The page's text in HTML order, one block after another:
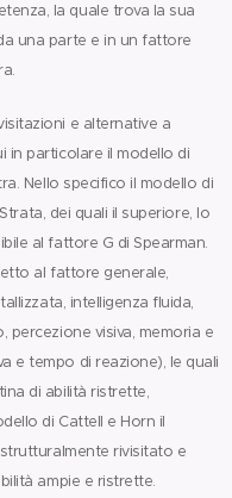
la quale trova la sua
una parte e in un fattore
e alternative a
in particolare il modello di
Nello specifico il modello di
dei quali il superiore, lo
al fattore G di Spearman.
al fattore generale,
intelligenza fluida,
percezione visiva, memoria e
e tempo di reazione), le quali
di abilità ristrette,
di Cattell e Horn il
rivisitato e
ampie e ristrette.